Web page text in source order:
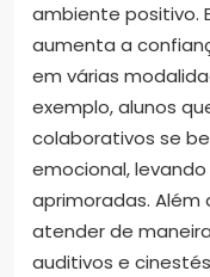
ambiente positivo.
aumenta a
em várias
exemplo, alunos
colaborativos se
emocional,
aprimoradas. Além
atender de
auditivos e